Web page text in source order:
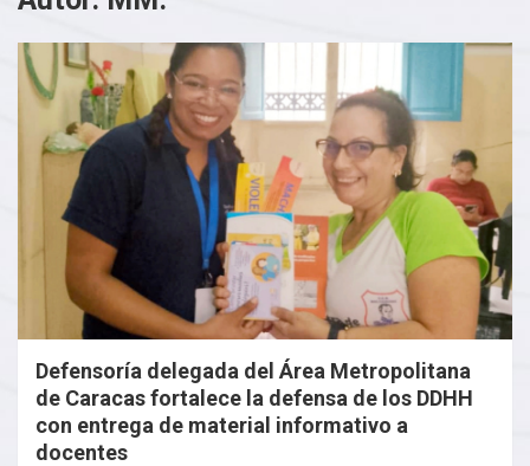
Defensoría delegada del Área Metropolitana
de Caracas fortalece la defensa de los DDHH
con entrega de material informativo a
docentes